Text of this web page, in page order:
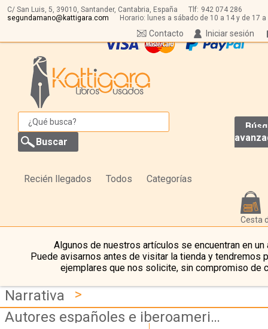
C/ San Luis, 5, 39010, Santander, Cantabria, España Tlf: 942 074 286
segundamano@kattigara.com
Horario: lunes a sábado de 10 a 14 y de 17 a
Iniciar sesión
Contacto
Recién llegados Todos Categorías
Cesta
Algunos de nuestros artículos se encuentran en un
Puede avisarnos antes de visitar la tienda y tendremos
ejemplares que nos solicite, sin compromiso de
Narrativa
>
Autores españoles e iberoamericanos